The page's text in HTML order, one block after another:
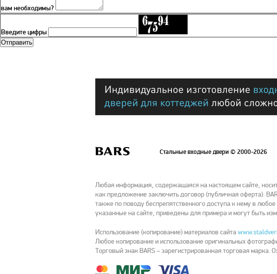
вам необходимы?
Введите цифры
Стальные входные двери© 2000-2026
Любая информация, содержащаяся на настоящем сайте,
как предложение заключить договор (публичная оферта).
также по поводу беспрепятственного доступа к нему в
указанные на сайте, приведены для примера и могут быть
Использование (копирование) материалов сайта
Любое копирование и использование оригинальных
Торговый знак BARS – зарегистрированная торговая